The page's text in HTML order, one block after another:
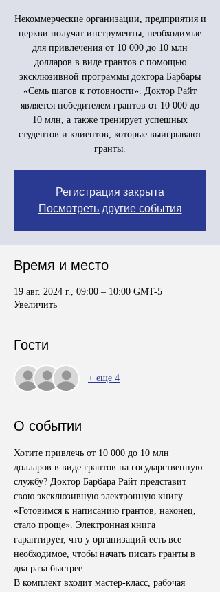
Некоммерческие организации, предприятия и
церкви получат инструменты, необходимые
для привлечения от 10 000 до 10 млн
долларов в виде грантов с помощью
эксклюзивной программы доктора Барбары
«Семь шагов к готовности». Доктор Райт
является победителем грантов от 10 000 до
10 млн, а также тренирует успешных
студентов и клиентов, которые выигрывают
гранты.
Регистрация закрыта
Посмотреть другие события
Время и место
19 авг. 2024 г., 09:00 – 10:00 GMT-5
Увеличить
Гости
+ еще 4
О событии
Хотите привлечь от 10 000 до 10 млн
долларов в виде грантов на государственную
службу? Доктор Барбара Райт представит
свою эксклюзивную электронную книгу
«Готовимся к написанию грантов, наконец,
стало проще». Электронная книга
гарантирует, что у организаций есть все
необходимое, чтобы начать писать гранты в
два раза быстрее.
В комплект входит мастер-класс, рабочая